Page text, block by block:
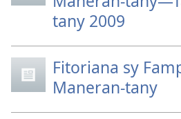
tany 2009
Fitoriana sy
Maneran-tany